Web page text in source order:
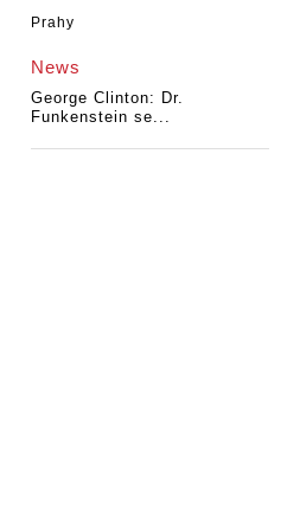
News
George Clinton: Dr.
Funkenstein se...